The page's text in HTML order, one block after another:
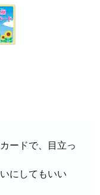
ードで、目立っ
にしてもいい